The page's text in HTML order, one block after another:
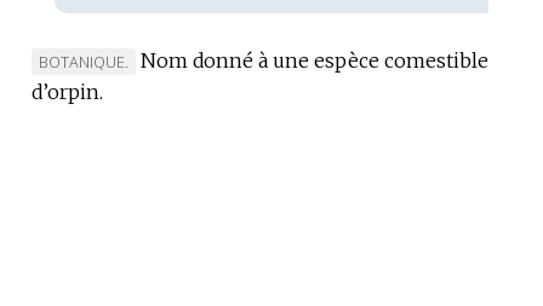
MARQUE
DE
BOTANIQUE.
Nom donné à une espèce comestible
d’orpin.